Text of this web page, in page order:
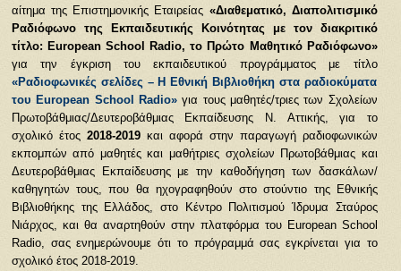
αίτημα της Επιστημονικής Εταιρείας «Διαθεματικό, Διαπολιτισμικό
Ραδιόφωνο της Εκπαιδευτικής Κοινότητας με τον διακριτικό
τίτλο: European School Radio, το Πρώτο Μαθητικό Ραδιόφωνο»
για την έγκριση του εκπαιδευτικού προγράμματος με τίτλο
«Ραδιοφωνικές σελίδες – Η Εθνική Βιβλιοθήκη στα ραδιοκύματα
του European School Radio»για τους μαθητές/τριες των Σχολείων
Πρωτοβάθμιας/Δευτεροβάθμιας Εκπαίδευσης Ν. Αττικής, για το
σχολικό έτος 2018-2019και αφορά στην παραγωγή ραδιοφωνικών
εκπομπών από μαθητές και μαθήτριες σχολείων Πρωτοβάθμιας και
Δευτεροβάθμιας Εκπαίδευσης με την καθοδήγηση των δασκάλων/
καθηγητών τους, που θα ηχογραφηθούν στο στούντιο της Εθνικής
Βιβλιοθήκης της Ελλάδος, στο Κέντρο Πολιτισμού Ίδρυμα Σταύρος
Νιάρχος, και θα αναρτηθούν στην πλατφόρμα του European School
Radio, σας ενημερώνουμε ότι το πρόγραμμά σας εγκρίνεται για το
σχολικό έτος 2018-2019.